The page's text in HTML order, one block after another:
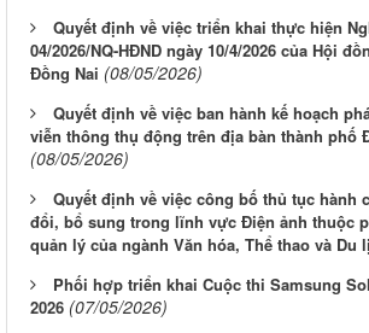
Quyết định về việc triển khai thực hiện
04/2026/NQ-HĐND ngày 10/4/2026 của Hội
Đồng Nai (08/05/2026)
Quyết định về việc ban hành kế hoạch
viễn thông thụ động trên địa bàn thành phố
(08/05/2026)
Quyết định về việc công bố thủ tục hành
đổi, bổ sung trong lĩnh vực Điện ảnh thuộc
quản lý của ngành Văn hóa, Thể thao và Du
Phối hợp triển khai Cuộc thi Samsung
2026 (07/05/2026)